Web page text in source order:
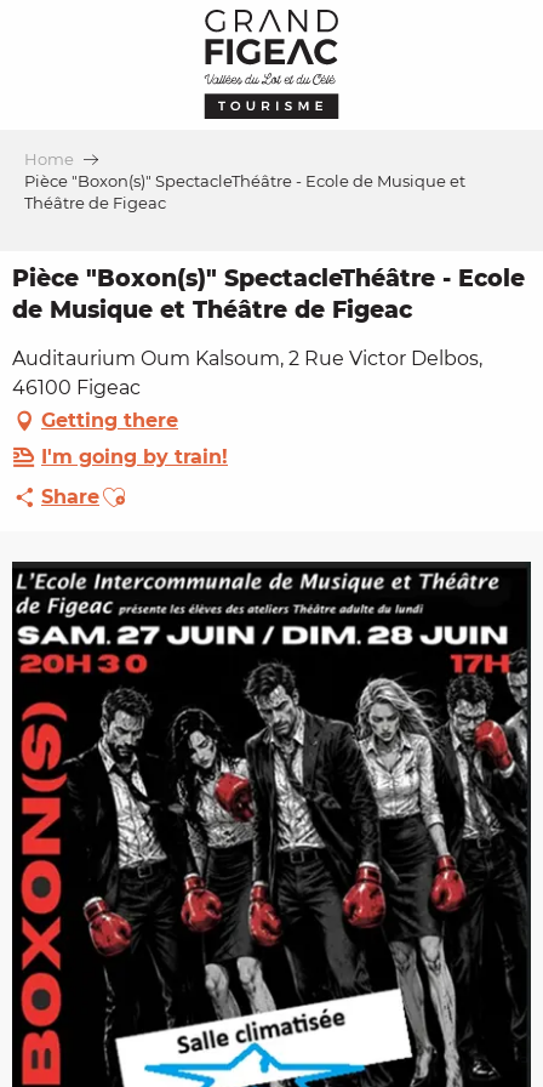
Home
Pièce "Boxon(s)" SpectacleThéâtre - Ecole de Musique et
Théâtre de Figeac
Pièce "Boxon(s)" SpectacleThéâtre - Ecole
de Musique et Théâtre de Figeac
Auditaurium Oum Kalsoum, 2 Rue Victor Delbos,
46100 Figeac
Getting there
I'm going by train!
ShareAjouter aux favoris